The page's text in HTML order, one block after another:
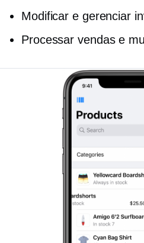
Modificar e gerenciar
Processar vendas e